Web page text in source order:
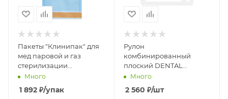
Пакеты "Клинипак" для
мед паровой и газ
стерилизации
самозапечат (бумага/
пленка) 150*300 мм (200
шт)
Много
1 892 ₽/упак
Рулон
комбинированный
плоский DENTAL
FORMULA РКП
паров.газов. стер. 200
мм * 200 м
Много
2 560 ₽/шт